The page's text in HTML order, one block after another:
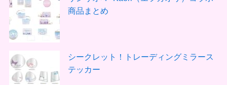
商品まとめ
シークレット！トレーディングミラース
テッカー